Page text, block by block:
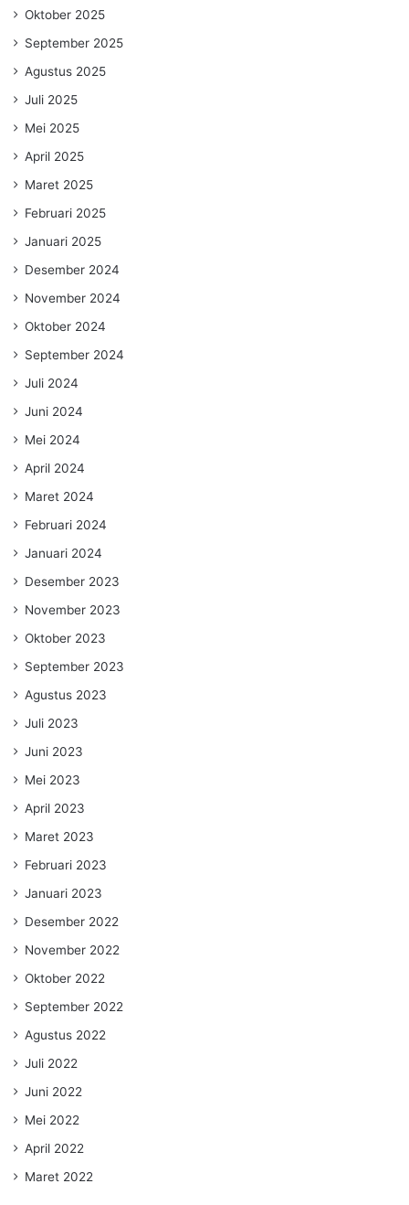
Oktober 2025
September 2025
Agustus 2025
Juli 2025
Mei 2025
April 2025
Maret 2025
Februari 2025
Januari 2025
Desember 2024
November 2024
Oktober 2024
September 2024
Juli 2024
Juni 2024
Mei 2024
April 2024
Maret 2024
Februari 2024
Januari 2024
Desember 2023
November 2023
Oktober 2023
September 2023
Agustus 2023
Juli 2023
Juni 2023
Mei 2023
April 2023
Maret 2023
Februari 2023
Januari 2023
Desember 2022
November 2022
Oktober 2022
September 2022
Agustus 2022
Juli 2022
Juni 2022
Mei 2022
April 2022
Maret 2022